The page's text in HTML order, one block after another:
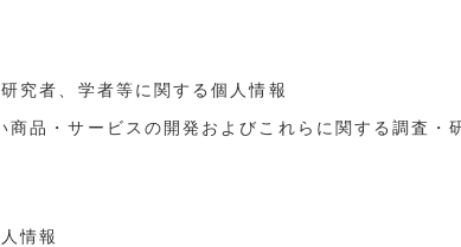
究者、学者等に関する個人情報
品・サービスの開発およびこれらに関する調査・
情報